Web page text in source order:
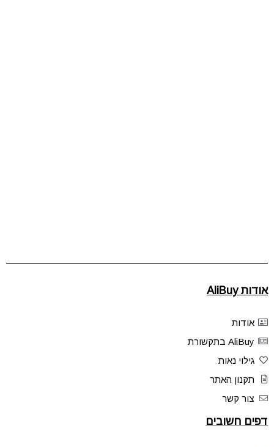
אודות AliBuy
אודות
AliBuy בתקשורת
גילוי נאות
תקנון האתר
צור קשר
דפים חשובים